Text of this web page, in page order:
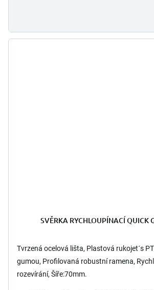
SVĚRKA RYCHLOUPÍNACÍ QUICK
Tvrzená ocelová lišta, Plastová rukojet´s
gumou, Profilovaná robustní ramena,
rozevírání, Šíře:70mm.